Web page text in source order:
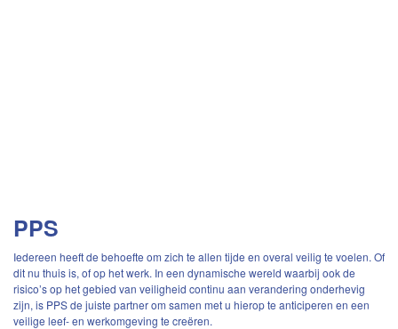
PPS
Iedereen heeft de behoefte om zich te allen tijde en overal veilig te voelen. Of
dit nu thuis is, of op het werk. In een dynamische wereld waarbij ook de
risico’s op het gebied van veiligheid continu aan verandering onderhevig
zijn, is PPS de juiste partner om samen met u hierop te anticiperen en een
veilige leef- en werkomgeving te creëren.